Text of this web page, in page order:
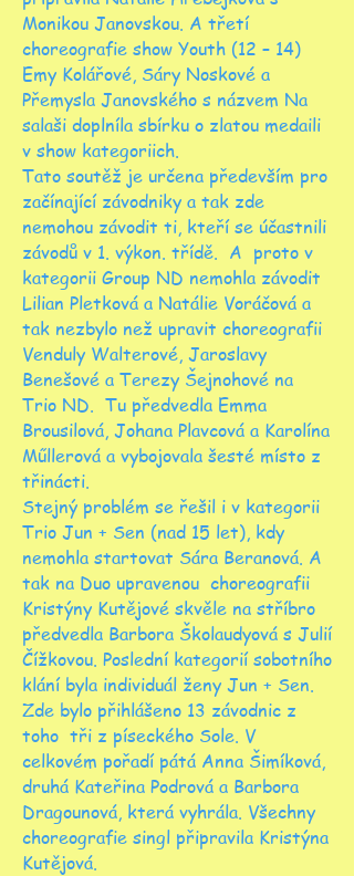
Monikou Janovskou. A třetí
choreografie show Youth (12 – 14)
Emy Kolářové, Sáry Noskové a
Přemysla Janovského s názvem Na
salaši doplníla sbírku o zlatou medaili
v show kategoriich.
Tato soutěž je určena především pro
začínající závodniky a tak zde
nemohou závodit ti, kteří se účastnili
závodů v 1. výkon. třídě. A proto v
kategorii Group ND nemohla závodit
Lilian Pletková a Natálie Voráčová a
tak nezbylo než upravit choreografii
Venduly Walterové, Jaroslavy
Benešové a Terezy Šejnohové na
Trio ND. Tu předvedla Emma
Brousilová, Johana Plavcová a Karolína
Műllerová a vybojovala šesté místo z
třinácti.
Stejný problém se řešil i v kategorii
Trio Jun + Sen (nad 15 let), kdy
nemohla startovat Sára Beranová. A
tak na Duo upravenou choreografii
Kristýny Kutějové skvěle na stříbro
předvedla Barbora Školaudyová s Julií
Čížkovou. Poslední kategorií sobotního
klání byla individuál ženy Jun + Sen.
Zde bylo přihlášeno 13 závodnic z
toho tři z píseckého Sole. V
celkovém pořadí pátá Anna Šimíková,
druhá Kateřina Podrová a Barbora
Dragounová, která vyhrála. Všechny
choreografie singl připravila Kristýna
Kutějová.